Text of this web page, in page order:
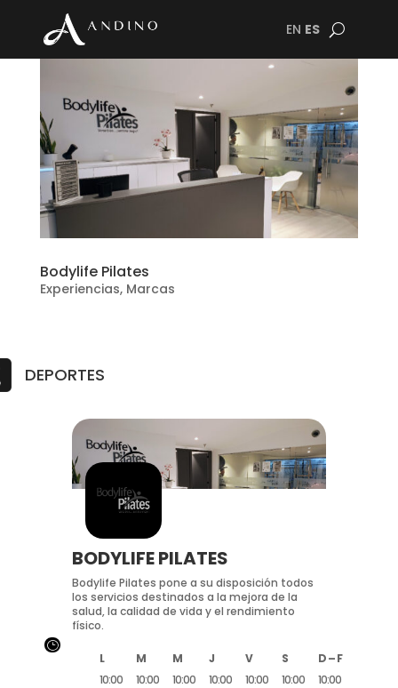
EN ES
Bodylife Pilates
Experiencias, Marcas
DEPORTES
BODYLIFE PILATES
Bodylife Pilates pone a su disposición todos
los servicios destinados a la mejora de la
salud, la calidad de vida y el rendimiento
físico.
L M M J V S
D – F
10:00
10:00
10:00
10:00
10:00
10:00
10:00
}